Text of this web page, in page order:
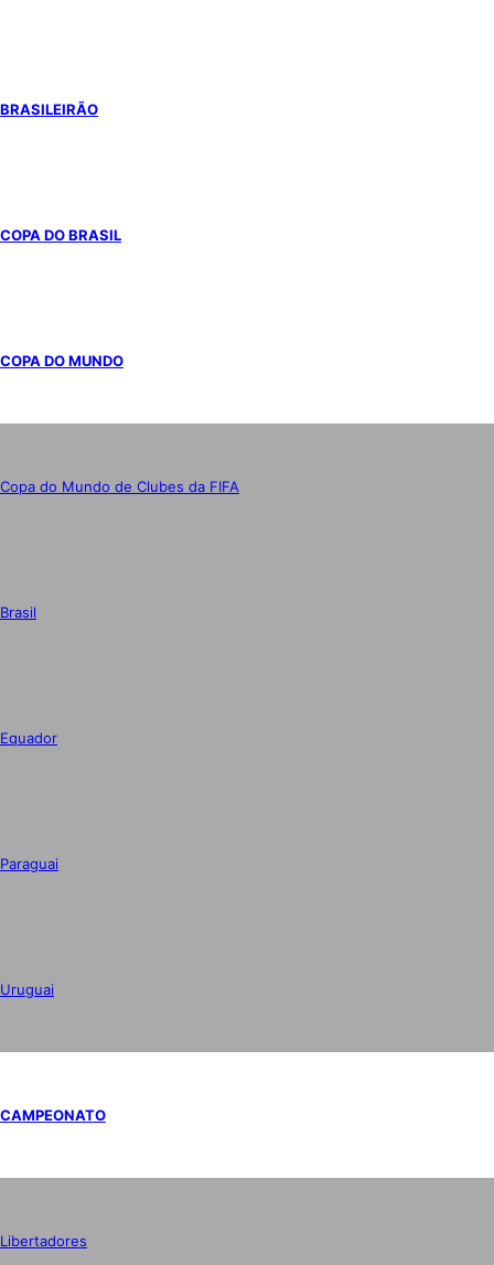
BRASILEIRÃO
COPA DO BRASIL
COPA DO MUNDO
Copa do Mundo de Clubes da FIFA
Brasil
Equador
Paraguai
Uruguai
CAMPEONATO
Libertadores